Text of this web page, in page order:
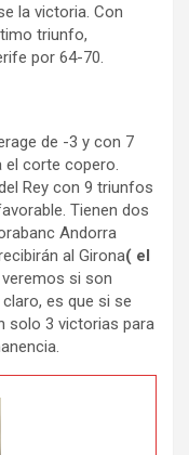
la victoria. Con
triunfo,
por 64-70.
de -3 y con 7
corte copero.
Rey con 9 triunfos
Tienen dos
Andorra
al Girona( el
si son
es que si se
solo 3 victorias para